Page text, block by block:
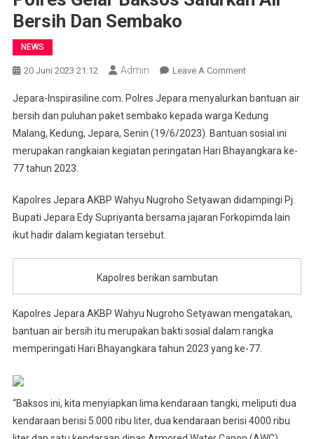
Bersih Dan Sembako
NEWS
20 Juni 2023 21:12 Admin Leave A CommentOn
Gelar
Baksos
Salurkan
Air
Sembako
Jepara-Inspirasiline.com. Polres Jepara menyalurkan bantuan air
bersih dan puluhan paket sembako kepada warga Kedung
Malang, Kedung, Jepara, Senin (19/6/2023). Bantuan sosial ini
merupakan rangkaian kegiatan peringatan Hari Bhayangkara ke-
77 tahun 2023.
Kapolres Jepara AKBP Wahyu Nugroho Setyawan didampingi Pj.
Bupati Jepara Edy Supriyanta bersama jajaran Forkopimda lain
ikut hadir dalam kegiatan tersebut.
Kapolres berikan sambutan
Kapolres Jepara AKBP Wahyu Nugroho Setyawan mengatakan,
bantuan air bersih itu merupakan bakti sosial dalam rangka
memperingati Hari Bhayangkara tahun 2023 yang ke-77.
“Baksos ini, kita menyiapkan lima kendaraan tangki, meliputi dua
kendaraan berisi 5.000 ribu liter, dua kendaraan berisi 4000 ribu